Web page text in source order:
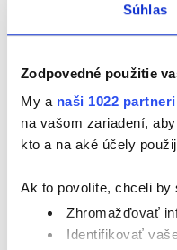
Súhlas
Zodpovedné použitie
My a naši 1022 partneri
na vašom zariadení,
kto a na aké účely
Ak to povolíte, chceli by
Zhromažďovať
Identifikovať